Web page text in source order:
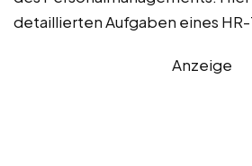
detaillierten Aufgaben eines HR-
Anzeige